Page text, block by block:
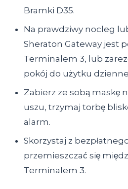
Bramki D35.
Na prawdziwy nocleg
Sheraton Gateway jest
Terminalem 3, lub
pokój do użytku
Zabierz ze sobą maskę
uszu, trzymaj torbę
alarm.
Skorzystaj z
przemieszczać się
Terminalem 3.